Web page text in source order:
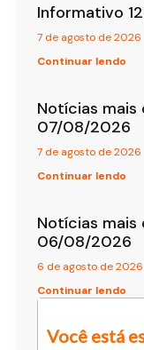
Informativo
7 de agosto de 2026
Continuar lendo
Notícias
07/08/2026
7 de agosto de 2026
Continuar lendo
Notícias
06/08/2026
6 de agosto de 2026
Continuar lendo
Você está